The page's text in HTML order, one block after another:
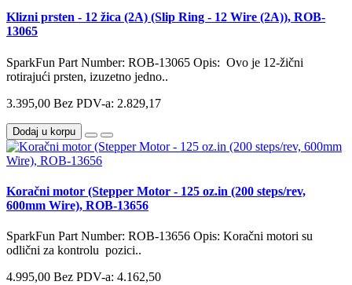
Klizni prsten - 12 žica (2A) (Slip Ring - 12 Wire (2A)), ROB-
13065
SparkFun Part Number: ROB-13065 Opis: Ovo je 12-žični
rotirajući prsten, izuzetno jedno..
3.395,00 Bez PDV-a: 2.829,17
Dodaj u korpu
Koračni motor (Stepper Motor - 125 oz.in (200 steps/rev,
600mm Wire), ROB-13656
SparkFun Part Number: ROB-13656 Opis: Koračni motori su
odlični za kontrolu pozici..
4.995,00 Bez PDV-a: 4.162,50